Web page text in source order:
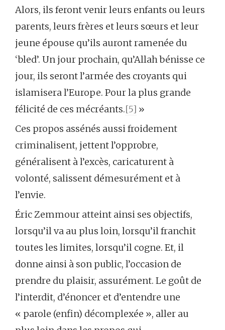
Alors, ils feront venir leurs enfants ou leurs
parents, leurs frères et leurs sœurs et leur
jeune épouse qu’ils auront ramenée du
‘bled’. Un jour prochain, qu’Allah bénisse ce
jour, ils seront l’armée des croyants qui
islamisera l’Europe. Pour la plus grande
félicité de ces mécréants.[5] »
Ces propos assénés aussi froidement
criminalisent, jettent l’opprobre,
généralisent à l’excès, caricaturent à
volonté, salissent démesurément et à
l’envie.
Éric Zemmour atteint ainsi ses objectifs,
lorsqu’il va au plus loin, lorsqu’il franchit
toutes les limites, lorsqu’il cogne. Et, il
donne ainsi à son public, l’occasion de
prendre du plaisir, assurément. Le goût de
l’interdit, d’énoncer et d’entendre une
« parole (enfin) décomplexée », aller au